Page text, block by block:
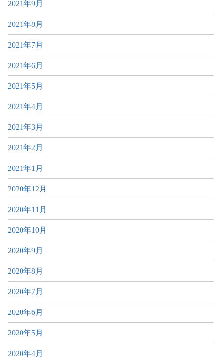
2021年9月
2021年8月
2021年7月
2021年6月
2021年5月
2021年4月
2021年3月
2021年2月
2021年1月
2020年12月
2020年11月
2020年10月
2020年9月
2020年8月
2020年7月
2020年6月
2020年5月
2020年4月